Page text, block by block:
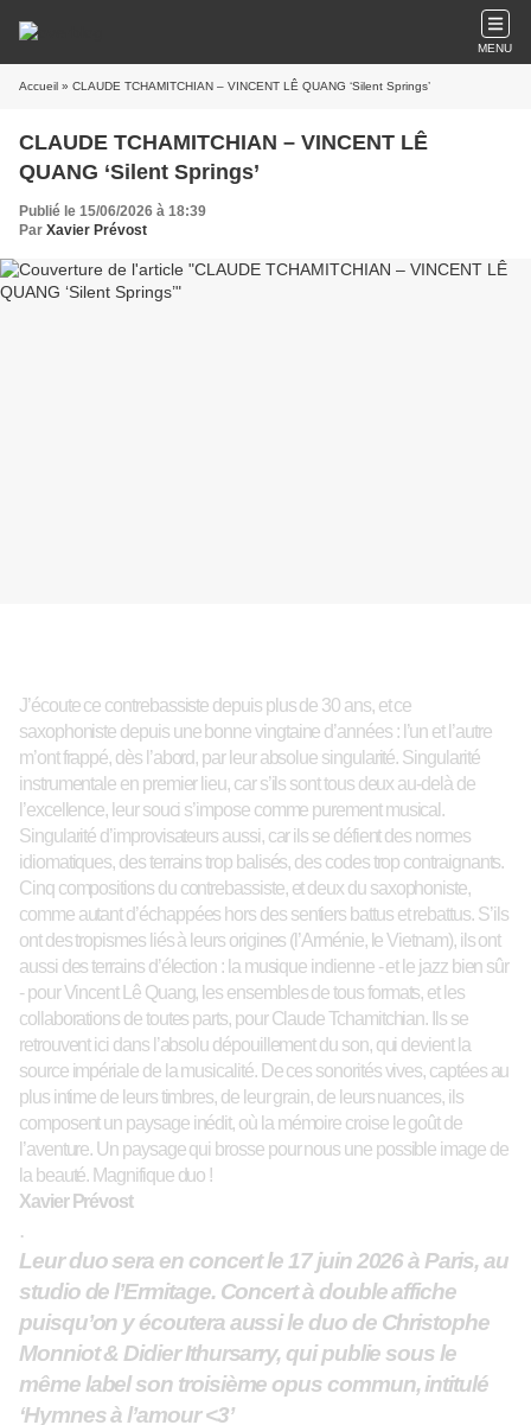
MENU
Accueil » CLAUDE TCHAMITCHIAN – VINCENT LÊ QUANG ‘Silent Springs’
CLAUDE TCHAMITCHIAN – VINCENT LÊ
QUANG ‘Silent Springs’
Publié le 15/06/2026 à 18:39
Par Xavier Prévost
J’écoute ce contrebassiste depuis plus de 30 ans, etce
saxophoniste depuis une bonne vingtaine d’années: l’un et l’autre
m’ont frappé, dès l’abord, par leur absolue singularité. Singularité
instrumentale en premier lieu, car s’ils sont tous deux au-delà de
l’excellence, leur souci s’impose comme purement musical.
Singularité d’improvisateurs aussi, car ils se défient des normes
idiomatiques, des terrains trop balisés, des codes trop contraignants.
Cinq compositions du contrebassiste, et deux du saxophoniste,
comme autant d’échappées hors des sentiers battus et rebattus. S’ils
ont des tropismes liés à leurs origines (l’Arménie, le Vietnam), ils ont
aussi des terrains d’élection : la musique indienne - et le jazz bien sûr
- pour Vincent Lê Quang, les ensembles de tous formats, et les
collaborations de toutes parts, pour Claude Tchamitchian. ls se
retrouvent ici dans l’absolu dépouillement du son, qui devient la
source impériale de la musicalité. De ces sonorités vives, captées au
plus intime de leurs timbres, de leur grain, de leurs nuances, ils
composent un paysage inédit, où la mémoire croise le goût de
l’aventure. Un paysage qui brosse pour nous une possible image de
la beauté. Magnifique duo !
Xavier Prévost
.
Leur duo sera en concert le 17 juin 2026 à Paris, au
studio de l’Ermitage. Concert à double affiche
puisqu’on y écoutera aussi le duo de Christophe
Monniot & Didier Ithursarry, qui publie sous le
même label son troisième opus commun, intitulé
‘Hymnes à l’amour<3’